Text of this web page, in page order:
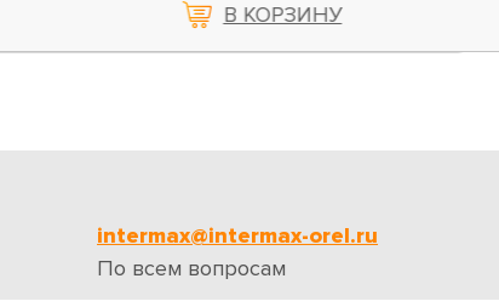
В КОРЗИНУ
intermax@intermax-orel.ru
По всем вопросам